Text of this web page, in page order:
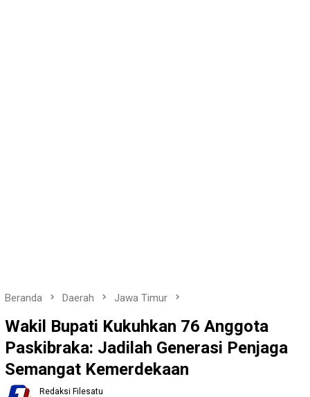
Beranda Daerah Jawa Timur
Wakil Bupati Kukuhkan 76 Anggota
Paskibraka: Jadilah Generasi Penjaga
Semangat Kemerdekaan
Redaksi Filesatu